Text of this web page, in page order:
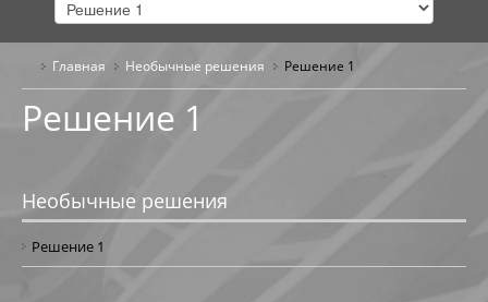
ГЛАВНАЯ
ОБЩЕСТВЕННЫЕ ЗДАНИЯ
АБК В РАДУЖНОМ
Главная Необычные решения Решение 1
Решение 1
Необычные решения
Решение 1